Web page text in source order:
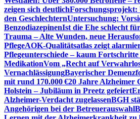
zeigen sich deutlichForschungsprojekt:
den GeschlechternUntersuchung:
BenzodiazepinenIst die Ehe schlecht
Trauma – Alte Wunden, neue
PflegeAOK-Qualitätsatlas zeigt
Pflegeunterschiede – kaum
MedikationVom „Recht auf
VernachlässigungBayerischer
mit rund 170.000 €20 Jahre Alzheimer
Holstein – Jubiläum in Preetz gefeiert
Alzheimer-Verdacht zugelassenBGH
Angehörigen bei der Betreuerauswahl